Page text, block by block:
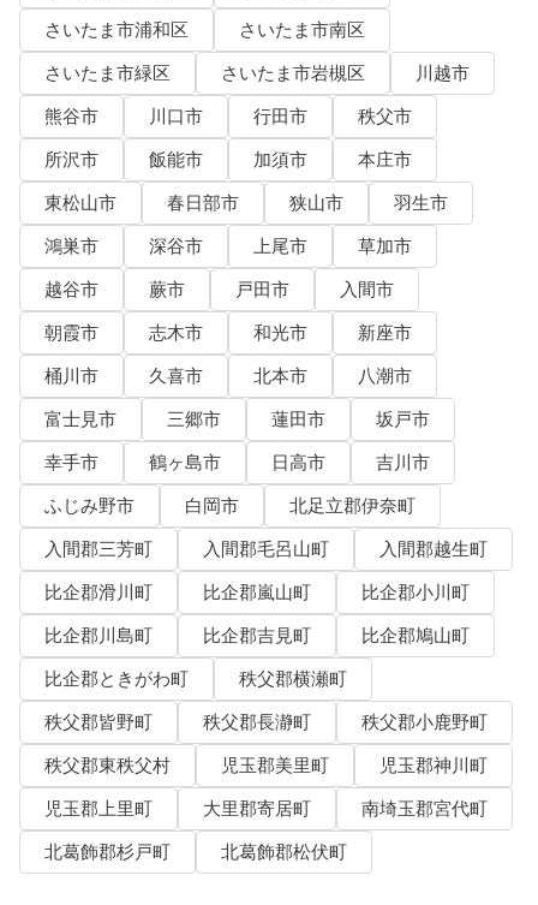
さいたま市浦和区
さいたま市南区
さいたま市緑区
さいたま市岩槻区
川越市
熊谷市
川口市 行田市
秩父市
所沢市
飯能市 加須市
本庄市
東松山市
春日部市 狭山市
羽生市
鴻巣市
深谷市 上尾市
草加市
越谷市
蕨市 戸田市
入間市
朝霞市
志木市 和光市
新座市
桶川市
久喜市 北本市
八潮市
富士見市
三郷市 蓮田市
坂戸市
幸手市
鶴ヶ島市 日高市
吉川市
ふじみ野市
白岡市
北足立郡伊奈町
入間郡三芳町
入間郡毛呂山町
入間郡越生町
比企郡滑川町
比企郡嵐山町
比企郡小川町
比企郡川島町
比企郡吉見町
比企郡鳩山町
比企郡ときがわ町
秩父郡横瀬町
秩父郡皆野町
秩父郡長瀞町
秩父郡小鹿野町
秩父郡東秩父村
児玉郡美里町
児玉郡神川町
児玉郡上里町
大里郡寄居町
南埼玉郡宮代町
北葛飾郡杉戸町
北葛飾郡松伏町